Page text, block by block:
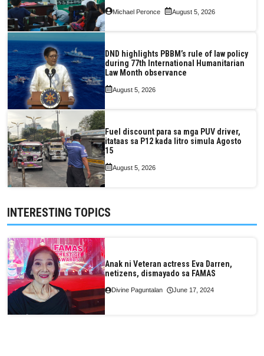
Michael Peronce August 5, 2026
DND highlights PBBM’s rule of law policy
during 77th International Humanitarian
Law Month observance
August 5, 2026
Fuel discount para sa mga PUV driver,
itataas sa P12 kada litro simula Agosto
15
August 5, 2026
INTERESTING TOPICS
Anak ni Veteran actress Eva Darren,
netizens, dismayado sa FAMAS
Divine Paguntalan June 17, 2024